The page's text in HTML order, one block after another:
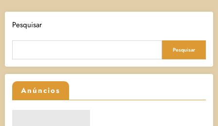
Pesquisar
Pesquisar
Anúncios